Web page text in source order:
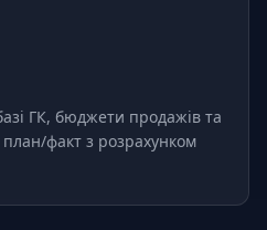
ГК, бюджети продажів та
факт з розрахунком